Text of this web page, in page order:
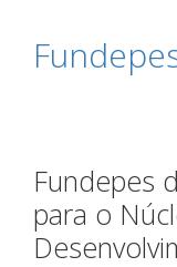
Fundepes
para o